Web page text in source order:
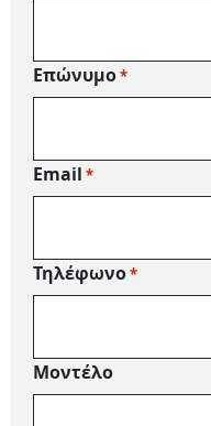
Επώνυμο*
Email *
Τηλέφωνο*
Μοντέλο